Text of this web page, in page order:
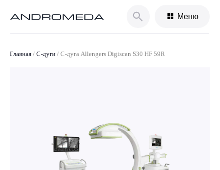
Главная / С-дуги / С-дуга Allengers Digiscan S30 HF 59R